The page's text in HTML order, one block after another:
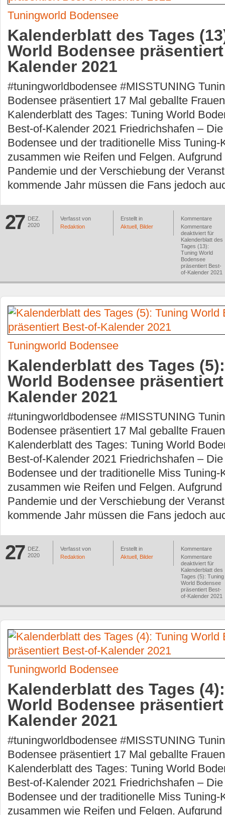
Tuningworld Bodensee
Kalenderblatt des Tages
World Bodensee
Kalender 2021
#tuningworldbodensee #MISSTUNING
Bodensee präsentiert 17 Mal geballte
Kalenderblatt des Tages: Tuning World
Best-of-Kalender 2021 Friedrichshafen –
Bodensee und der traditionelle Miss Tuning-
zusammen wie Reifen und Felgen.
Pandemie und der Verschiebung der
kommende Jahr müssen die Fans jedoch
27
DEZ.
2020
Verfasst von
Redaktion
Erstellt in
Aktuell Bilder
Kommentare
Kommentare
deaktiviert für
Kalenderblatt des
Tages (13):
Tuning World
Bodensee
präsentiert Best-
of-Kalender 2021
Tuningworld Bodensee
Kalenderblatt des Tages
World Bodensee
Kalender 2021
#tuningworldbodensee #MISSTUNING
Bodensee präsentiert 17 Mal geballte
Kalenderblatt des Tages: Tuning World
Best-of-Kalender 2021 Friedrichshafen –
Bodensee und der traditionelle Miss Tuning-
zusammen wie Reifen und Felgen.
Pandemie und der Verschiebung der
kommende Jahr müssen die Fans jedoch
27
DEZ.
2020
Verfasst von
Redaktion
Erstellt in
Aktuell Bilder
Kommentare
Kommentare
deaktiviert für
Kalenderblatt des
Tages (5): Tuning
World Bodensee
präsentiert Best-
of-Kalender 2021
Tuningworld Bodensee
Kalenderblatt des Tages
World Bodensee
Kalender 2021
#tuningworldbodensee #MISSTUNING
Bodensee präsentiert 17 Mal geballte
Kalenderblatt des Tages: Tuning World
Best-of-Kalender 2021 Friedrichshafen –
Bodensee und der traditionelle Miss Tuning-
zusammen wie Reifen und Felgen.